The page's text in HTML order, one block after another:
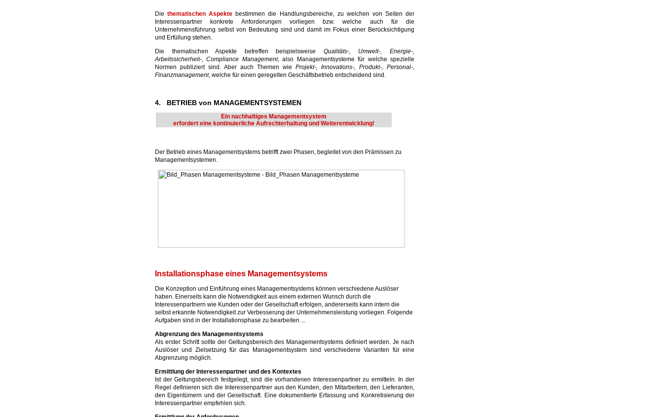
Diethematischen Aspekte bestimmen die Handlungsbereiche, zu welchen von Seiten der
Interessenpartner konkrete Anforderungen vorliegen bzw. welche auch für die
Unternehmensführung selbst von Bedeutung sind und damit im Fokus einer Berücksichtigung
und Erfüllung stehen.
Die thematischen Aspekte betreffen beispielsweise Qualitäts-, Umwelt-, Energie-,
Arbeitssicherheit-, Compliance Management, also Managementsysteme für welche spezielle
Normen publiziert sind. Aber auch Themen wie Projekt-, Innovations-, Produkt-, Personal-,
Finanzmanagement, welche für einen geregelten Geschäftsbetrieb entscheidend sind.
4. BETRIEB von MANAGEMENTSYSTEMEN
Ein nachhaltiges Managementsystem
erfordert eine kontinuierliche Aufrechterhaltung und Weiterentwicklung!
Der Betrieb eines Managementsystems betrifft zwei Phasen, begleitet von den Prämissen zu
Managementsystemen.
Installationsphase eines Managementsystems
Die Konzeption und Einführung eines Managementsystems können verschiedene Auslöser
haben. Einerseits kann die Notwendigkeit aus einem externen Wunsch durch die
Interessenpartnern wie Kunden oder der Gesellschaft erfolgen, andererseits kann intern die
selbst erkannte Notwendigkeit zur Verbesserung der Unternehmensleistung vorliegen. Folgende
Aufgaben sind in der Installationsphase zu bearbeiten ...
Abgrenzung des Managementsystems
Als erster Schritt sollte der Geltungsbereich des Managementsystems definiert werden. Je nach
Auslöser und Zielsetzung für das Managementsystem sind verschiedene Varianten für eine
Abgrenzung möglich.
Ermittlung der Interessenpartner und des Kontextes
Ist der Geltungsbereich festgelegt, sind die vorhandenen Interessenpartner zu ermitteln. In der
Regel definieren sich die Interessenpartner aus den Kunden, den Mitarbeitern, den Lieferanten,
den Eigentümern und der Gesellschaft. Eine dokumentierte Erfassung und Konkretisierung der
Interessenpartner empfehlen sich.